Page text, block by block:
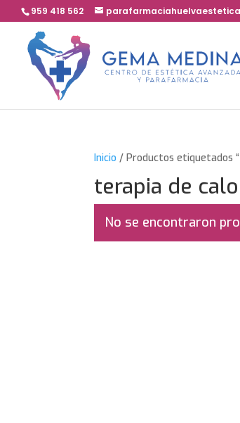
959 418 562
Inicio / Productos etiquetados
terapia de
No se encontraron